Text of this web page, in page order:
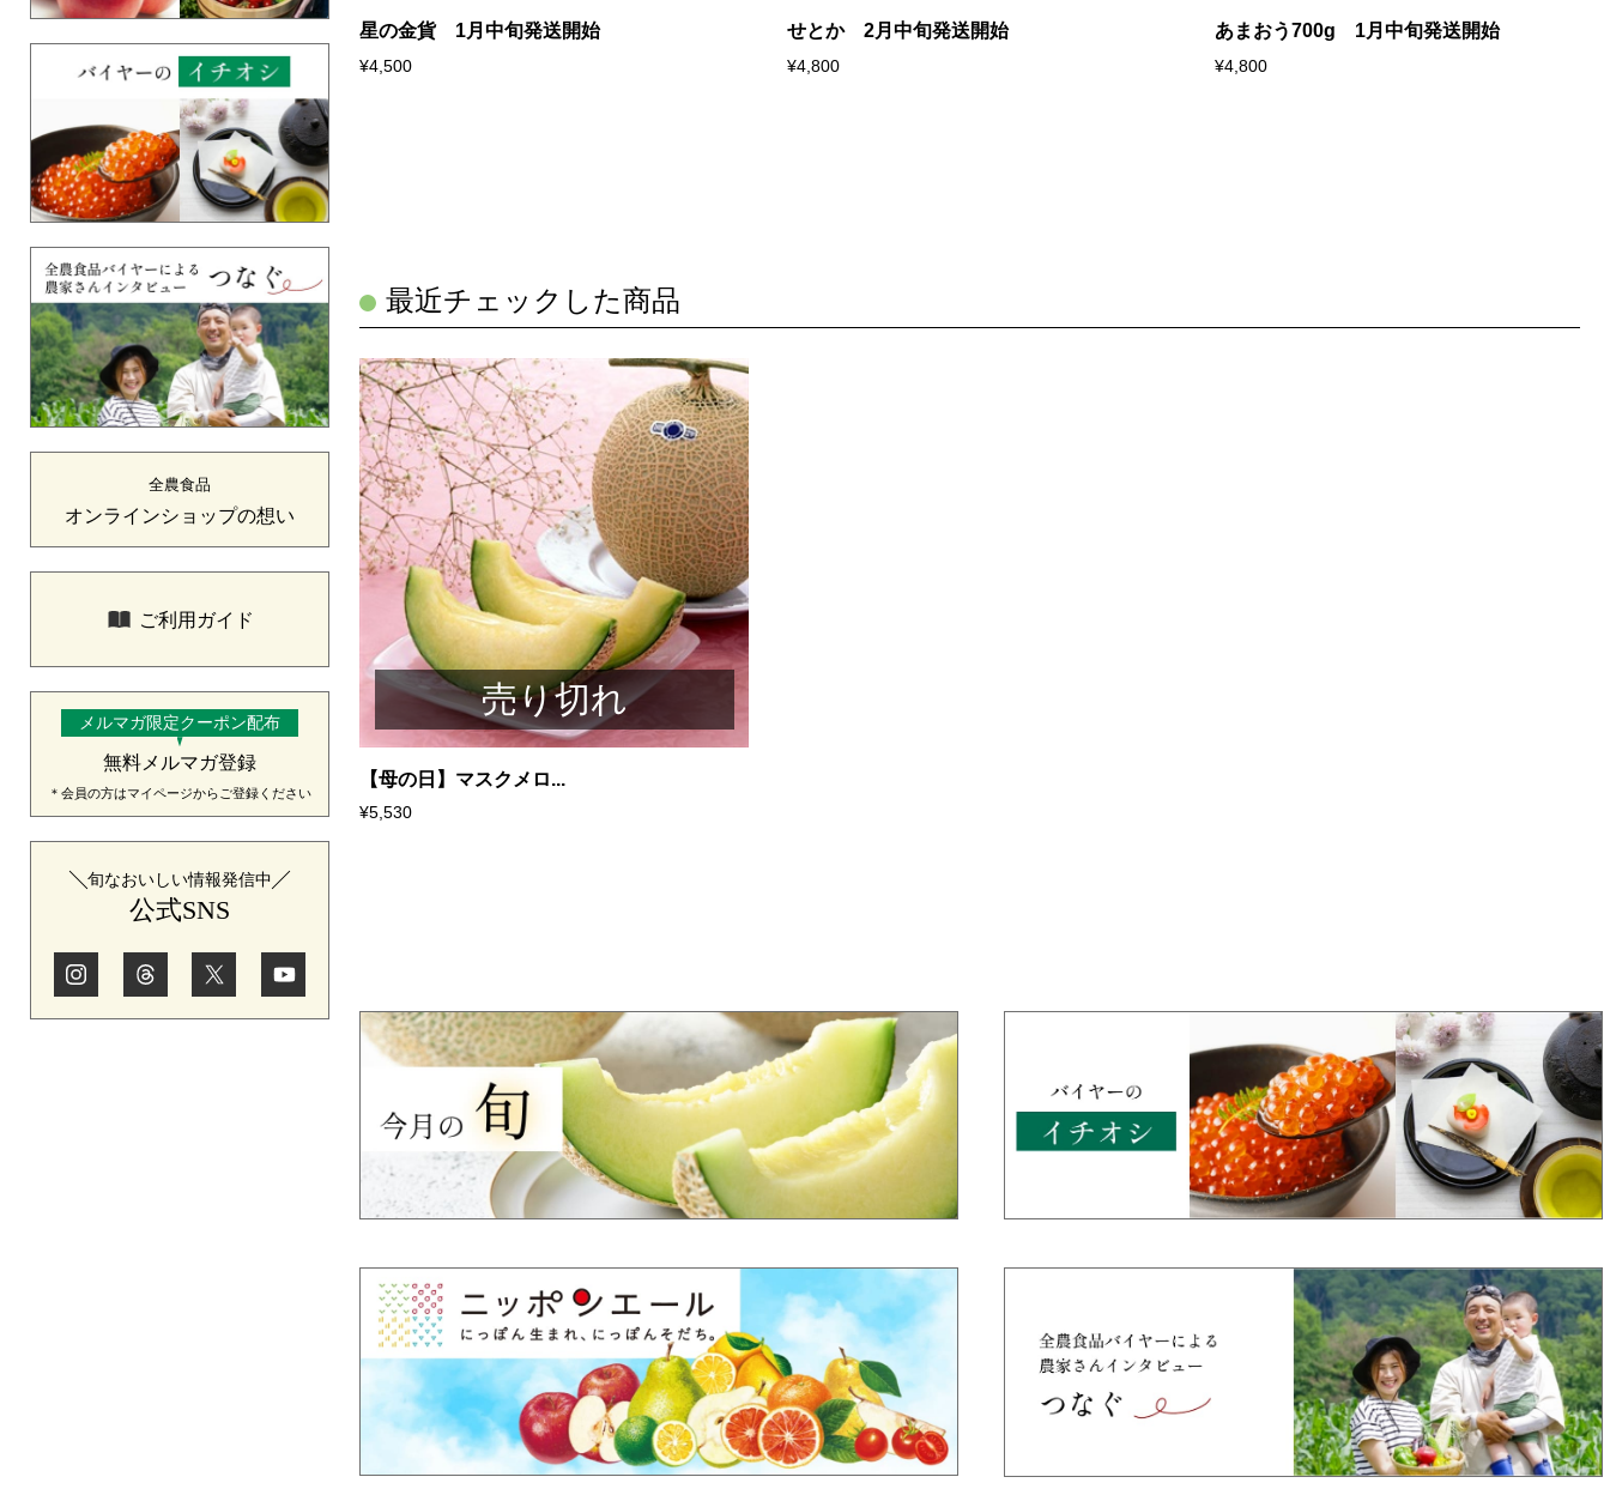
全農食品
オンラインショップの想い
ご利用ガイド
メルマガ限定クーポン配布
無料メルマガ登録
＊会員の方はマイページからご登録ください
旬なおいしい情報発信中
公式SNS
星の金貨 1月中旬発送開始
¥4,500
せとか 2月中旬発送開始
¥4,800
あまおう700g 1月中旬発送開始
¥4,800
最近チェックした商品
売り切れ
【母の日】マスクメロ...
¥5,530